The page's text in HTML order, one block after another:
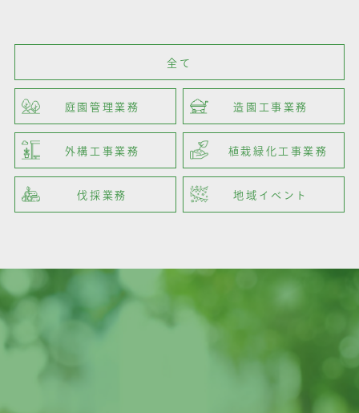
全て
庭園管理業務 造園工事業務
外構工事業務 植栽緑化工事業務
伐採業務 地域イベント